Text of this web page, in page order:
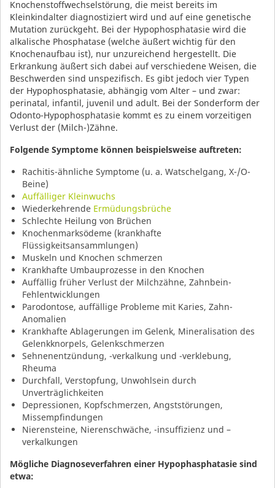
Knochenstoffwechselstörung, die meist bereits im
Kleinkindalter diagnostiziert wird und auf eine genetische
Mutation zurückgeht. Bei der Hypophosphatasie wird die
alkalische Phosphatase (welche äußert wichtig für den
Knochenaufbau ist), nur unzureichend hergestellt. Die
Erkrankung äußert sich dabei auf verschiedene Weisen, die
Beschwerden sind unspezifisch. Es gibt jedoch vier Typen
der Hypophosphatasie, abhängig vom Alter – und zwar:
perinatal, infantil, juvenil und adult. Bei der Sonderform der
Odonto-Hypophosphatasie kommt es zu einem vorzeitigen
Verlust der (Milch-)Zähne.
Folgende Symptome können beispielsweise auftreten:
Rachitis-ähnliche Symptome (u. a. Watschelgang, X-/O-
Beine)
Auffälliger Kleinwuchs
Wiederkehrende Ermüdungsbrüche
Schlechte Heilung von Brüchen
Knochenmarksödeme (krankhafte
Flüssigkeitsansammlungen)
Muskeln und Knochen schmerzen
Krankhafte Umbauprozesse in den Knochen
Auffällig früher Verlust der Milchzähne, Zahnbein-
Fehlentwicklungen
Parodontose, auffällige Probleme mit Karies, Zahn-
Anomalien
Krankhafte Ablagerungen im Gelenk, Mineralisation des
Gelenkknorpels, Gelenkschmerzen
Sehnenentzündung, -verkalkung und -verklebung,
Rheuma
Durchfall, Verstopfung, Unwohlsein durch
Unverträglichkeiten
Depressionen, Kopfschmerzen, Angststörungen,
Missempfindungen
Nierensteine, Nierenschwäche, -insuffizienz und –
verkalkungen
Mögliche Diagnoseverfahren einer Hypophasphatasie sind
etwa: